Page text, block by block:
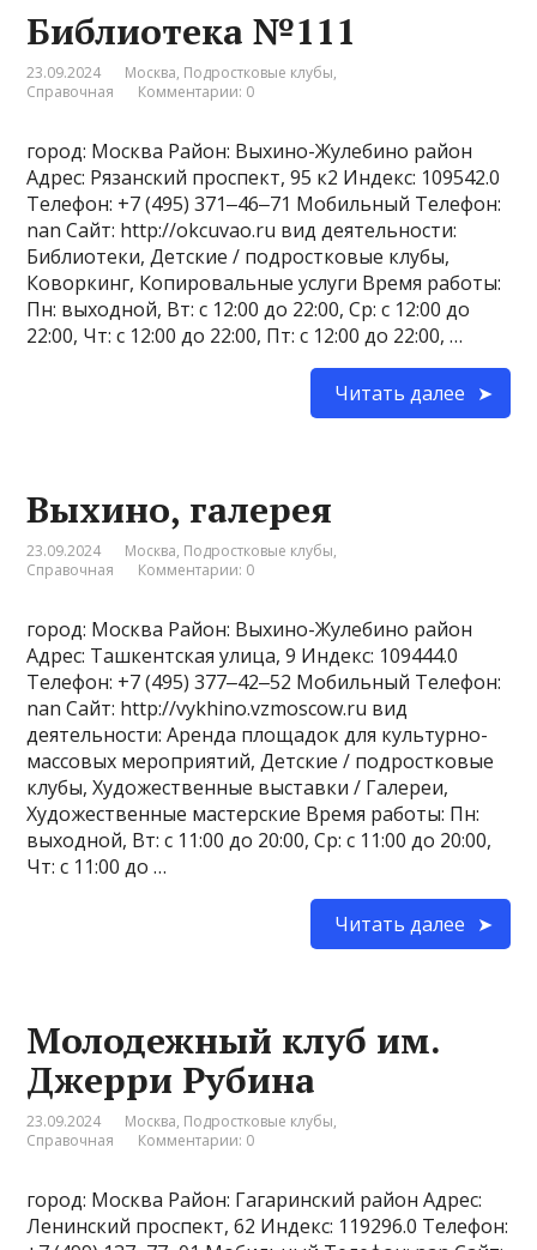
Библиотека №111
23.09.2024 Москва, Подростковые клубы,
Справочная
Комментарии: 0
город: Москва Район: Выхино-Жулебино район
Адрес: Рязанский проспект, 95 к2 Индекс: 109542.0
Телефон: +7 (495) 371‒46‒71 Мобильный Телефон:
nan Сайт: http://okcuvao.ru вид деятельности:
Библиотеки, Детские / подростковые клубы,
Коворкинг, Копировальные услуги Время работы:
Пн: выходной, Вт: с 12:00 до 22:00, Ср: с 12:00 до
22:00, Чт: с 12:00 до 22:00, Пт: с 12:00 до 22:00, …
Читать далее
Выхино, галерея
23.09.2024 Москва, Подростковые клубы,
Справочная
Комментарии: 0
город: Москва Район: Выхино-Жулебино район
Адрес: Ташкентская улица, 9 Индекс: 109444.0
Телефон: +7 (495) 377‒42‒52 Мобильный Телефон:
nan Сайт: http://vykhino.vzmoscow.ru вид
деятельности: Аренда площадок для культурно-
массовых мероприятий, Детские / подростковые
клубы, Художественные выставки / Галереи,
Художественные мастерские Время работы: Пн:
выходной, Вт: с 11:00 до 20:00, Ср: с 11:00 до 20:00,
Чт: с 11:00 до …
Читать далее
Молодежный клуб им.
Джерри Рубина
23.09.2024 Москва, Подростковые клубы,
Справочная
Комментарии: 0
город: Москва Район: Гагаринский район Адрес:
Ленинский проспект, 62 Индекс: 119296.0 Телефон: